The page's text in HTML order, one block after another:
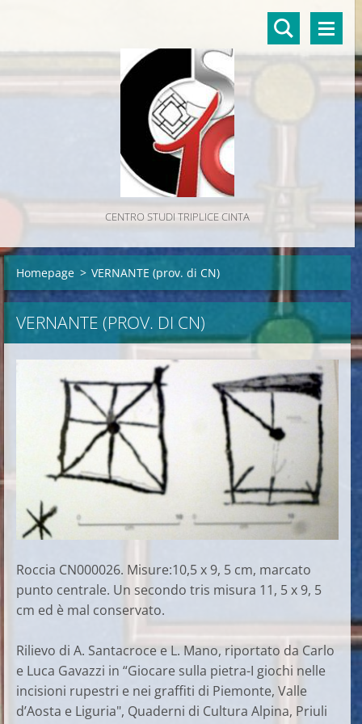
CENTRO STUDI TRIPLICE CINTA
Homepage > VERNANTE (prov. di CN)
VERNANTE (PROV. DI CN)
Roccia CN000026. Misure:10,5 x 9, 5 cm, marcato
punto centrale. Un secondo tris misura 11, 5 x 9, 5
cm ed è mal conservato.
Rilievo di A. Santacroce e L. Mano, riportato da Carlo
e Luca Gavazzi in “Giocare sulla pietra-I giochi nelle
incisioni rupestri e nei graffiti di Piemonte, Valle
d’Aosta e Liguria", Quaderni di Cultura Alpina, Priuli